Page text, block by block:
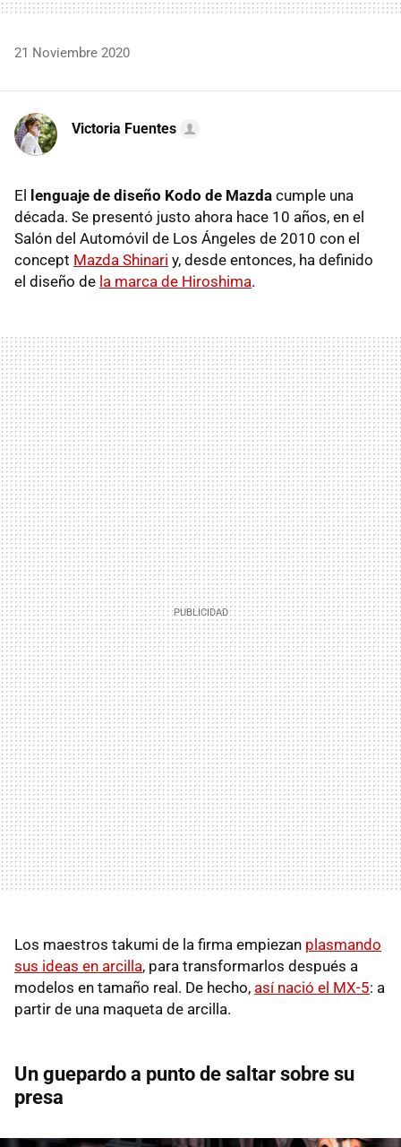
21 Noviembre 2020
Victoria Fuentes
El lenguaje de diseño Kodo de Mazda cumple una
década. Se presentó justo ahora hace 10 años, en el
Salón del Automóvil de Los Ángeles de 2010 con el
concept Mazda Shinari y, desde entonces, ha definido
el diseño de la marca de Hiroshima.
Los maestros takumi de la firma empiezan plasmando
sus ideas en arcilla, para transformarlos después a
modelos en tamaño real. De hecho, así nació el MX-5: a
partir de una maqueta de arcilla.
Un guepardo a punto de saltar sobre su
presa